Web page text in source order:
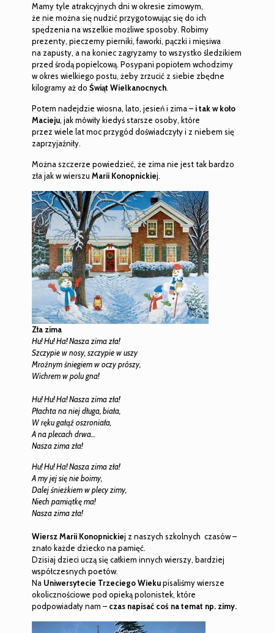
Mamy tyle atrakcyjnych dni w okresie zimowym,
że nie można się nudzić przygotowując się do ich
spędzenia na wszelkie możliwe sposoby. Robimy
prezenty, pieczemy pierniki, faworki, pączki i mięsiwa
na zapusty, a na koniec zagryzamy to wszystko śledzikiem
przed środą popielcową. Posypani popiołem wchodzimy
w okres wielkiego postu, żeby zrzucić z siebie zbędne
kilogramy aż do Świąt Wielkanocnych.
Potem nadejdzie wiosna, lato, jesień i zima – i tak w koło
Macieju, jak mówiły kiedyś starsze osoby, które
przez wiele lat moc przygód doświadczyły i z niebem się
zaprzyjaźniły.
Można szczerze powiedzieć, że zima nie jest tak bardzo
zła jak w wierszu Marii Konopnickiej.
Zła zima
Hu! Hu! Ha! Nasza zima zła!
Szczypie w nosy, szczypie w uszy
Mroźnym śniegiem w oczy prószy,
Wichrem w polu gna!
Hu! Hu! Ha! Nasza zima zła!
Płachta na niej długa, biała,
W ręku gałąź oszroniała,
A na plecach drwa…
Nasza zima zła!
Hu! Hu! Ha! Nasza zima zła!
A my jej się nie boimy,
Dalej śnieżkiem w plecy zimy,
Niech pamiątkę ma!
Nasza zima zła!
Wiersz Marii Konopnickiej z naszych szkolnych czasów –
znało każde dziecko na pamięć.
Dzisiaj dzieci uczą się całkiem innych wierszy, bardziej
współczesnych poetów.
Na Uniwersytecie Trzeciego Wiekupisaliśmy wiersze
okolicznościowe pod opieką polonistek, które
podpowiadały nam – czas napisać coś na temat np. zimy.